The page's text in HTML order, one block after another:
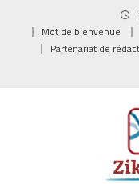
Mot de bienvenue
Partenariat de